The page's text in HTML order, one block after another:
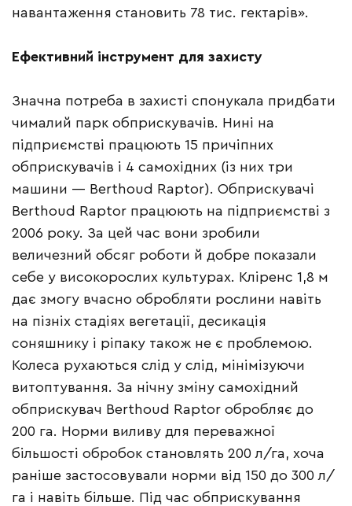
навантаження становить 78 тис. гектарів».
Ефективний інструмент для захисту
Значна потреба в захисті спонукала придбати
чималий парк обприскувачів. Нині на
підприємстві працюють 15 причіпних
обприскувачів і 4 самохідних (із них три
машини — Berthoud Raptor). Обприскувачі
Berthoud Raptor працюють на підприємстві з
2006 року. За цей час вони зробили
величезний обсяг роботи й добре показали
себе у високорослих культурах. Кліренс 1,8 м
дає змогу вчасно обробляти рослини навіть
на пізніх стадіях вегетації, десикація
соняшнику і ріпаку також не є проблемою.
Колеса рухаються слід у слід, мінімізуючи
витоптування. За нічну зміну самохідний
обприскувач Berthoud Raptor обробляє до
200 га. Норми виливу для переважної
більшості обробок становлять 200 л/га, хоча
раніше застосовували норми від 150 до 300 л/
га і навіть більше. Під час обприскування